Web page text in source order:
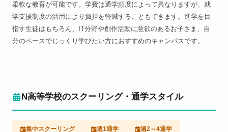
柔軟な教育が可能です。学費は通学頻度によって異なりますが、就
学支援制度の活用により負担を軽減することもできます。進学を目
指す生徒はもちろん、IT分野や創作活動に意欲のあるお子さま、自
分のペースでじっくり学びたい方におすすめのキャンパスです。
N高等学校のスクーリング・通学スタイル
集中スクーリング 週1通学 週2～4通学